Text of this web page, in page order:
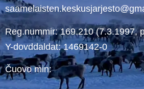
Reg.nummir: 169.210 (7.3.1997,
Y-dovddaldat: 1469142-0
Čuovo min: